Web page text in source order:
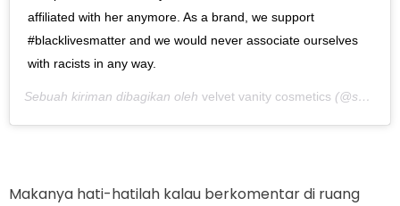
affiliated with her anymore. As a brand, we support
#blacklivesmatter and we would never associate ourselves
with racists in any way.
Sebuah kiriman dibagikan oleh velvet vanity cosmetics (@shopvelvetvanity) pada
Makanya hati-hatilah kalau berkomentar di ruang